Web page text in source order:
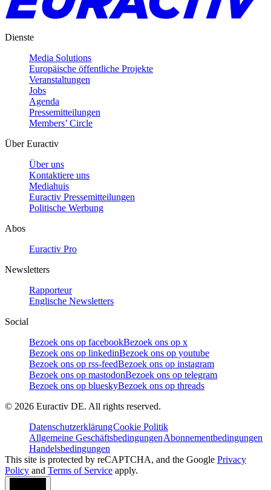
Dienste
Media Solutions
Europäische öffentliche Projekte
Veranstaltungen
Jobs
Agenda
Pressemitteilungen
Members’ Circle
Über Euractiv
Über uns
Kontaktiere uns
Mediahuis
Euractiv Pressemitteilungen
Politische Werbung
Abos
Euractiv Pro
Newsletters
Rapporteur
Englische Newsletters
Social
Bezoek ons op facebookBezoek ons op x
Bezoek ons op linkedinBezoek ons op youtube
Bezoek ons op rss-feedBezoek ons op instagram
Bezoek ons op mastodonBezoek ons op telegram
Bezoek ons op blueskyBezoek ons op threads
© 2026 Euractiv DE. All rights reserved.
DatenschutzerklärungCookie Politik
Allgemeine GeschäftsbedingungenAbonnementbedingungen
Handelsbedingungen
This site is protected by reCAPTCHA, and the Google Privacy
Policy and Terms of Service apply.